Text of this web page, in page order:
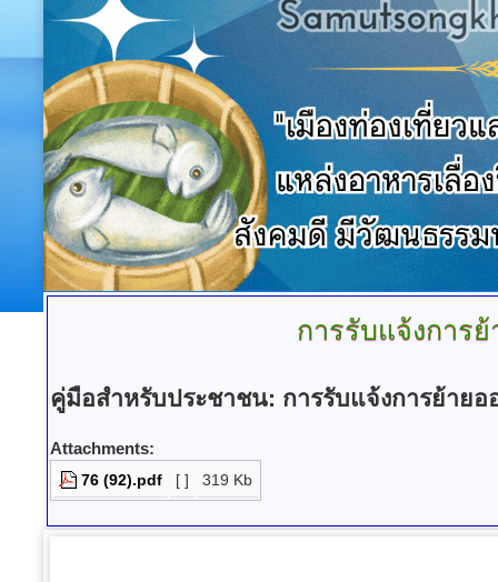
การรับแจ้งการ
คู่มือสำหรับประชาชน: การรับแจ้งการย้าย
Attachments:
76 (92).pdf [ ] 319 Kb